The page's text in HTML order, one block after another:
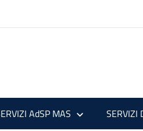
AdSP MAS SERVIZI